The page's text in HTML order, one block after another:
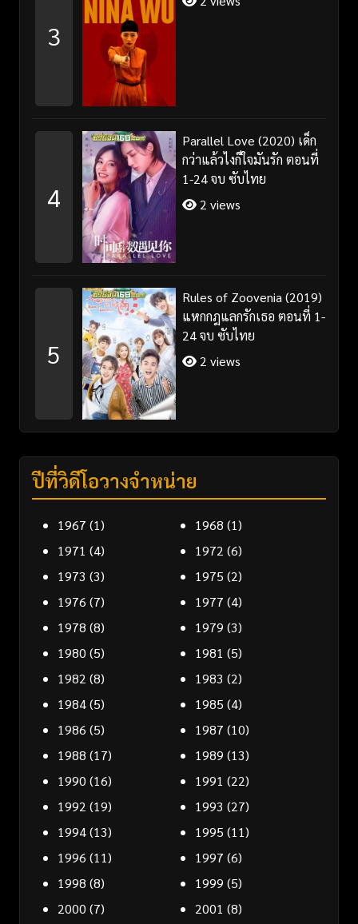
3
4
Parallel Love (2020) เด็ก
กว่าแล้วไงก็ใจมันรัก ตอนที่
1-24 จบ ซับไทย
2 views
5
Rules of Zoovenia (2019)
แหกกฎแลกรักเธอ ตอนที่ 1-
24 จบ ซับไทย
2 views
ปีที่วิดีโอวางจำหน่าย
1967 (1) 1968 (1)
1971 (4) 1972 (6)
1973 (3) 1975 (2)
1976 (7) 1977 (4)
1978 (8) 1979 (3)
1980 (5) 1981 (5)
1982 (8) 1983 (2)
1984(5) 1985 (4)
1986 (5) 1987 (10)
1988 (17) 1989 (13)
1990 (16) 1991 (22)
1992 (19) 1993 (27)
1994(13) 1995 (11)
1996 (11) 1997 (6)
1998 (8) 1999 (5)
2000 (7) 2001 (8)